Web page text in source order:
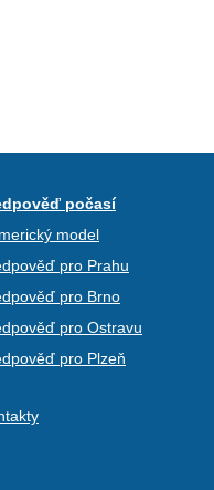
počasí
model
pro Prahu
pro Brno
pro Ostravu
pro Plzeň